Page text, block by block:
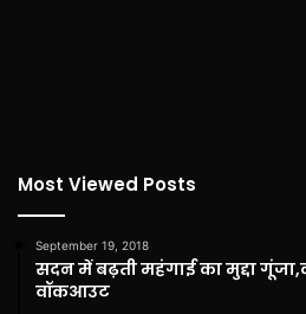
Most Viewed Posts
September 19, 2018
सदन में बढ़ती महंगाई का मुद्दा
वॉकआउट